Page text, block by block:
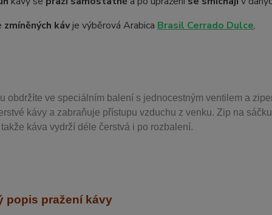
zmíněných kávje výběrová Arabica Brasil Cerrado Dulce.
obdržíte ve speciálním balení s jednocestným ventilem a
kávy a zabraňuje přístupu vzduchu z venku. Zip na
káva vydrží déle čerstvá i po rozbalení.
popis pražení kávy